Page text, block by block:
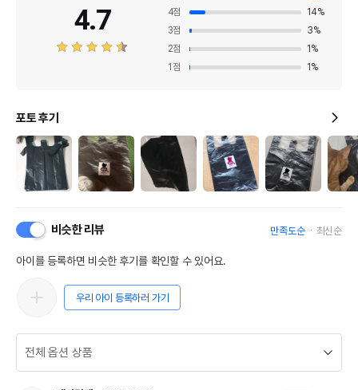
4.7
4점 14%
3점 3%
2점 1 %
1 점 1 %
포토 후기
비슷한 리뷰 만족도순 최신순
아이를 등록하면 비슷한 후기를 확인할 수 있어요.
우리 아이 등록하러 가기